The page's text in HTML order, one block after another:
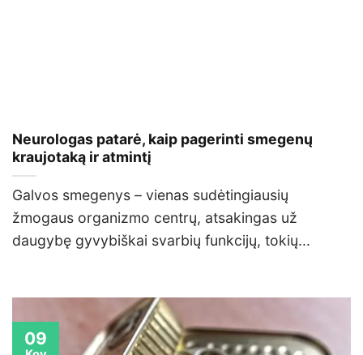
Neurologas patarė, kaip pagerinti smegenų
kraujotaką ir atmintį
Galvos smegenys – vienas sudėtingiausių
žmogaus organizmo centrų, atsakingas už
daugybę gyvybiškai svarbių funkcijų, tokių...
09